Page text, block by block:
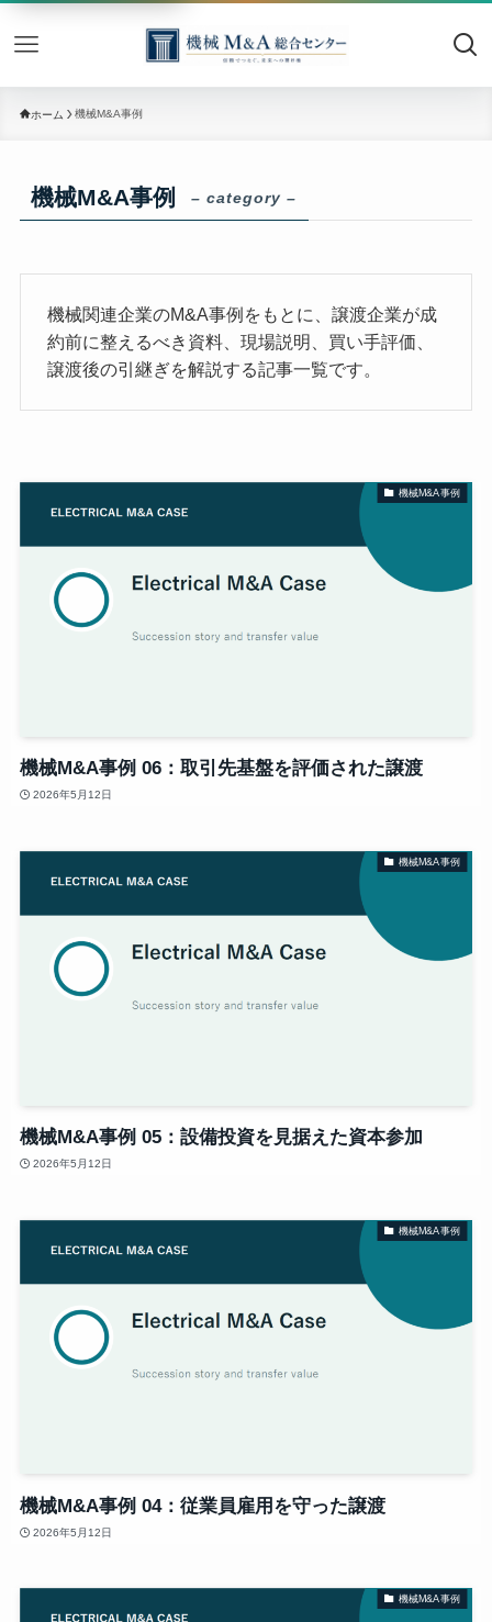
機械
ホーム 機械M&A事例
機械M&A事例 – category –
機械関連企業のM&A事例をもとに、譲渡企業が成
約前に整えるべき資料、現場説明、買い手評価、
譲渡後の引継ぎを解説する記事一覧です。
機械M&A事例
機械M&A事例 06：取引先基盤を評価された譲渡
2026年5月12日
機械M&A事例
機械M&A事例 05：設備投資を見据えた資本参加
2026年5月12日
機械M&A事例
機械M&A事例 04：従業員雇用を守った譲渡
2026年5月12日
機械M&A事例